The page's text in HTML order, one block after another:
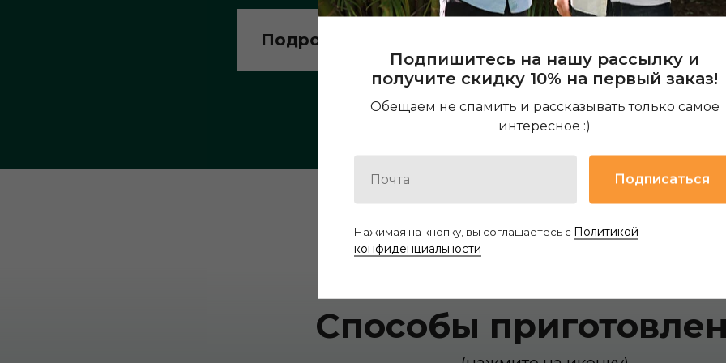
Подпишитесь на нашу рассылку и
получите скидку 10% на первый заказ!
Обещаем не спамить и рассказывать только самое
интересное :)
Подписаться
Нажимая на кнопку, вы соглашаетесь с Политикой
конфиденциальности
Подробное описание кофе
Cпособы